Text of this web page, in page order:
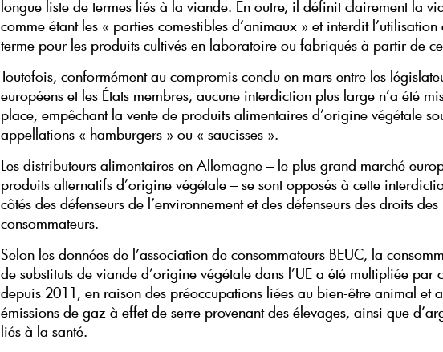
longue liste de termes liés à la viande. En outre, il définit clairement la
comme étant les « parties comestibles d’animaux » et interdit l’utilisation
terme pour les produits cultivés en laboratoire ou fabriqués à partir de
Toutefois, conformément au compromis conclu en mars entre les
européens et les États membres, aucune interdiction plus large n’a été
place, empêchant la vente de produits alimentaires d’origine végétale
appellations « hamburgers » ou « saucisses ».
Les distributeurs alimentaires en Allemagne – le plus grand marché
produits alternatifs d’origine végétale – se sont opposés à cette
côtés des défenseurs de l’environnement et des défenseurs des droits des
consommateurs.
Selon les données de l’association de consommateurs BEUC, la
de substituts de viande d’origine végétale dans l’UE a été multipliée par
depuis 2011, en raison des préoccupations liées au bien-être animal et
émissions de gaz à effet de serre provenant des élevages, ainsi que
liés à la santé.